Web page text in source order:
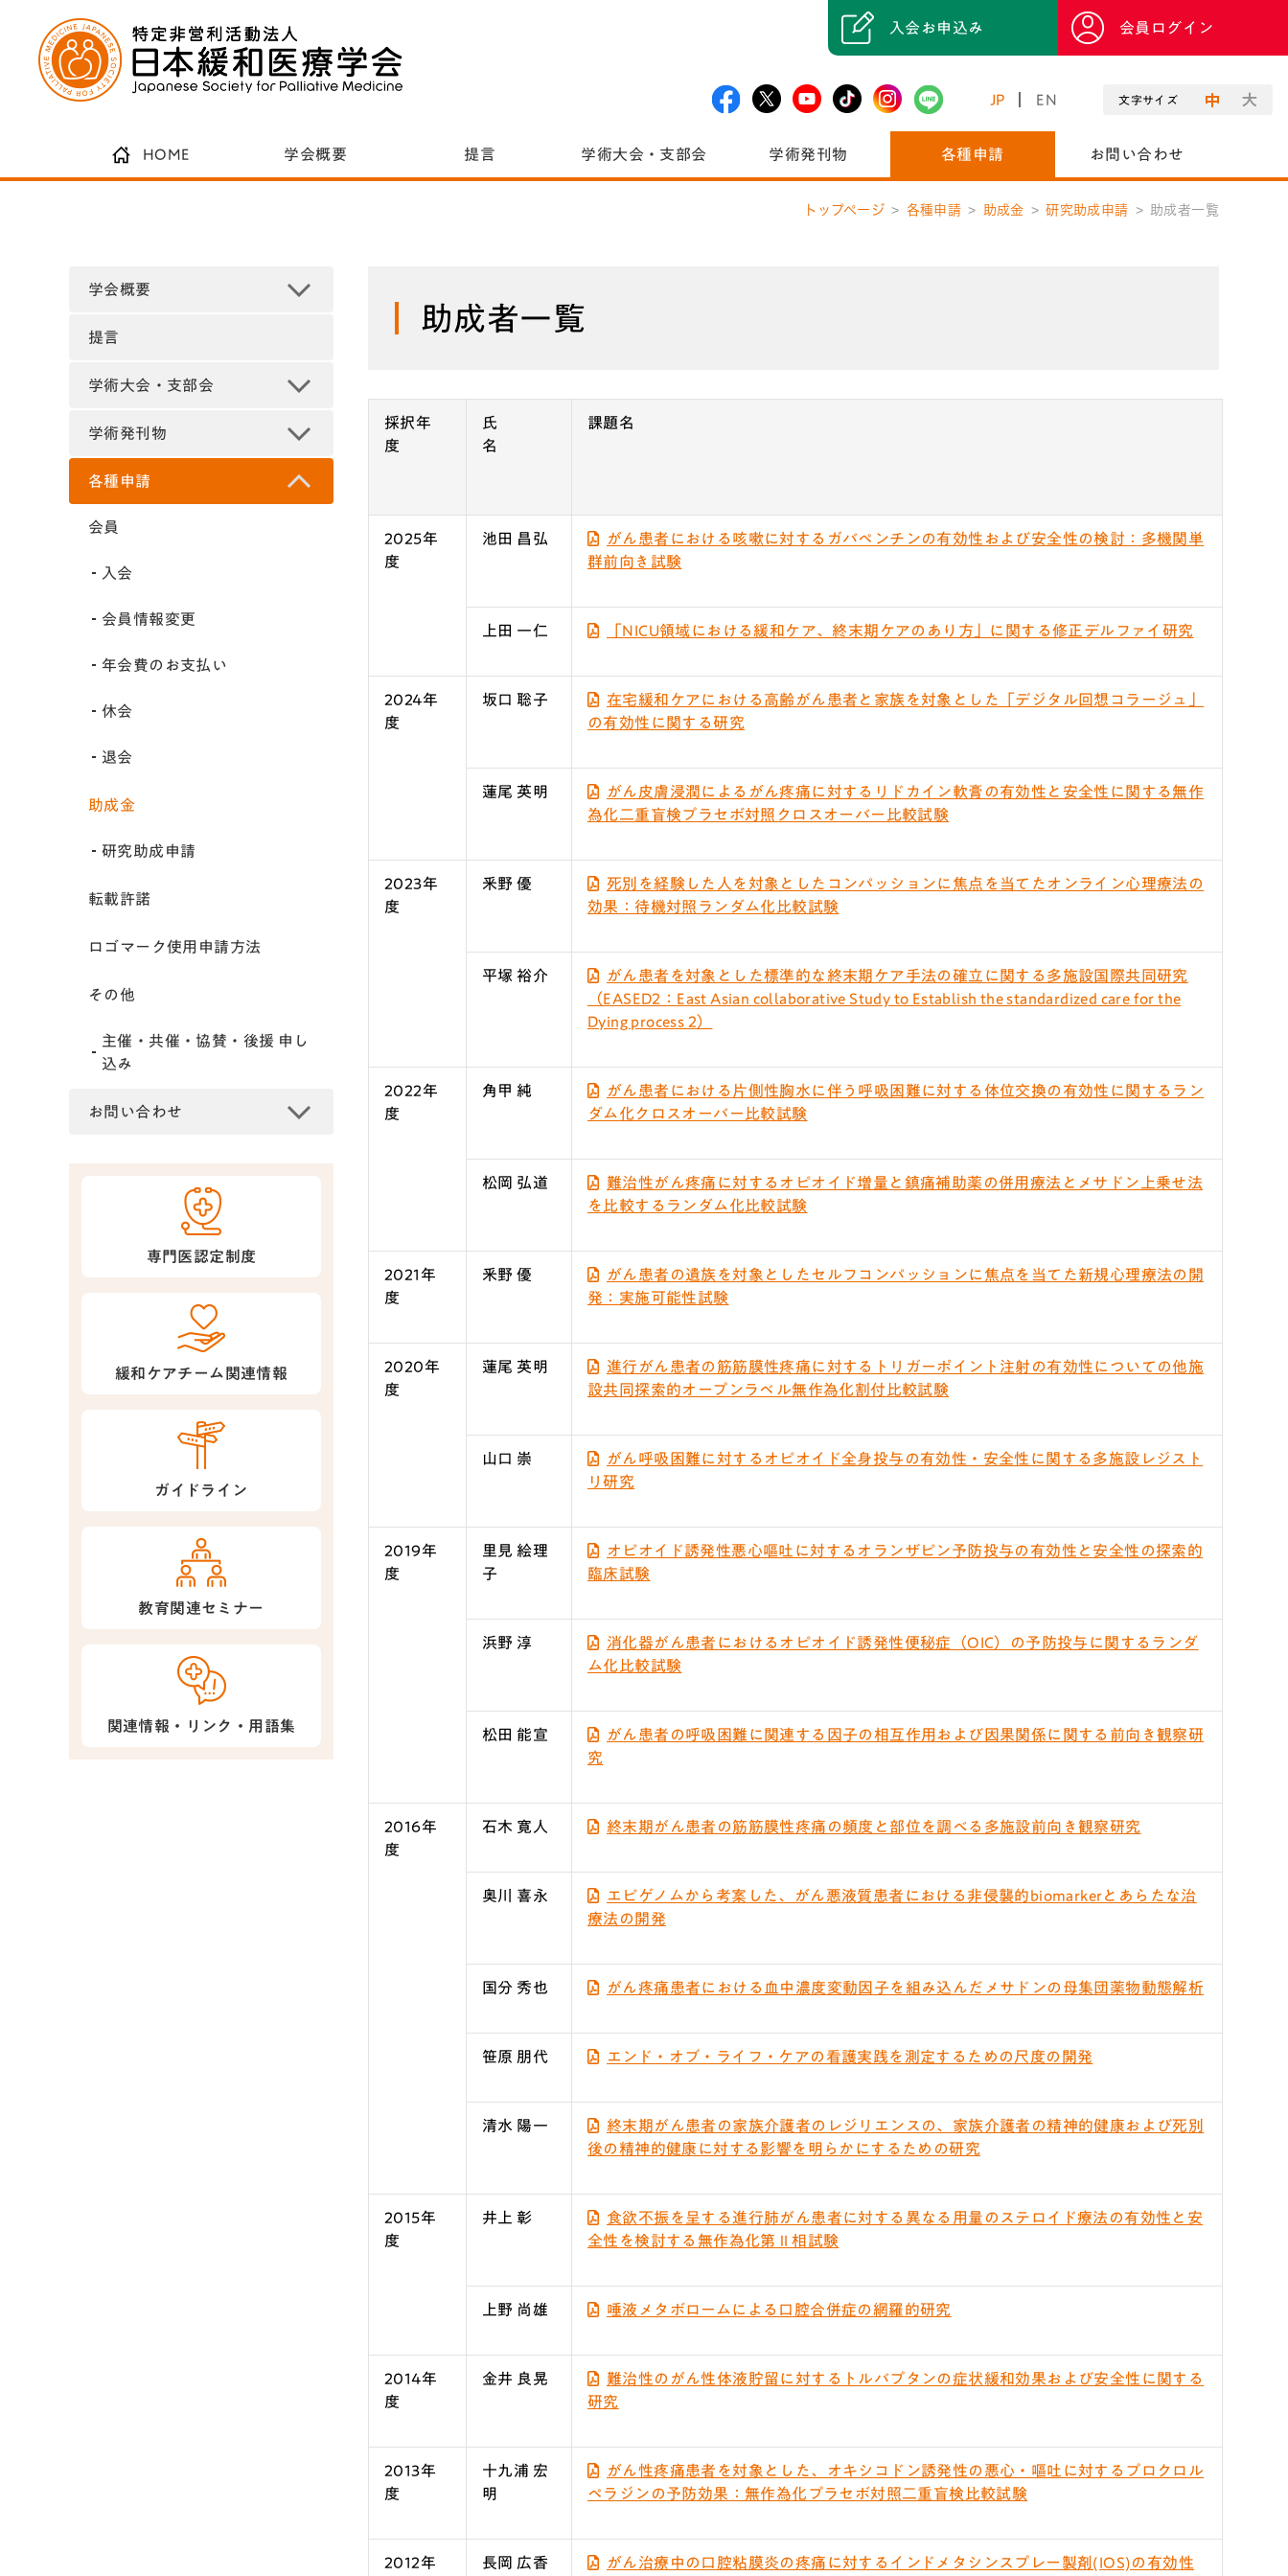
入会お申込み 会員ログイン
JP EN 文字サイズ
HOME 学会概要 提言 学術大会・支部会 学術発刊物 各種申請 お問い合わせ
トップページ 各種申請 助成金 研究助成申請 助成者一覧
学会概要
提言
学術大会・支部会
学術発刊物
各種申請
会員
入会
会員情報変更
年会費のお支払い
休会
退会
助成金
研究助成申請
転載許諾
ロゴマーク使用申請方法
その他
主催・共催・協賛・後援 申し
込み
お問い合わせ
専門医認定制度
緩和ケアチーム関連情報
ガイドライン
教育関連セミナー
関連情報・リンク・用語集
助成者一覧
採択年
度
氏
名
課題名
2025年
度
池田 昌弘
がん患者における咳嗽に対するガバペンチンの有効性および安全性の検討：多機関単
群前向き試験
上田 一仁 「NICU領域における緩和ケア、終末期ケアのあり方」に関する修正デルファイ研究
2024年
度
坂口 聡子
在宅緩和ケアにおける高齢がん患者と家族を対象とした「デジタル回想コラージュ」
の有効性に関する研究
蓮尾 英明
がん皮膚浸潤によるがん疼痛に対するリドカイン軟膏の有効性と安全性に関する無作
為化二重盲検プラセボ対照クロスオーバー比較試験
2023年
度
釆野 優
死別を経験した人を対象としたコンパッションに焦点を当てたオンライン心理療法の
効果：待機対照ランダム化比較試験
平塚 裕介
がん患者を対象とした標準的な終末期ケア手法の確立に関する多施設国際共同研究
（EASED2：East Asian collaborative Study to Establish the standardized care for the
Dying process 2）
2022年
度
角甲 純
がん患者における片側性胸水に伴う呼吸困難に対する体位交換の有効性に関するラン
ダム化クロスオーバー比較試験
松岡 弘道
難治性がん疼痛に対するオピオイド増量と鎮痛補助薬の併用療法とメサドン上乗せ法
を比較するランダム化比較試験
2021年
度
釆野 優
がん患者の遺族を対象としたセルフコンパッションに焦点を当てた新規心理療法の開
発：実施可能性試験
2020年
度
蓮尾 英明
進行がん患者の筋筋膜性疼痛に対するトリガーポイント注射の有効性についての他施
設共同探索的オープンラベル無作為化割付比較試験
山口 崇
がん呼吸困難に対するオピオイド全身投与の有効性・安全性に関する多施設レジスト
リ研究
2019年
度
里見 絵理
子
オピオイド誘発性悪心嘔吐に対するオランザピン予防投与の有効性と安全性の探索的
臨床試験
浜野 淳
消化器がん患者におけるオピオイド誘発性便秘症（OIC）の予防投与に関するランダ
ム化比較試験
松田 能宣
がん患者の呼吸困難に関連する因子の相互作用および因果関係に関する前向き観察研
究
2016年
度
石木 寛人 終末期がん患者の筋筋膜性疼痛の頻度と部位を調べる多施設前向き観察研究
奥川 喜永
エピゲノムから考案した、がん悪液質患者における非侵襲的biomarkerとあらたな治
療法の開発
国分 秀也 がん疼痛患者における血中濃度変動因子を組み込んだメサドンの母集団薬物動態解析
笹原 朋代 エンド・オブ・ライフ・ケアの看護実践を測定するための尺度の開発
清水 陽一
終末期がん患者の家族介護者のレジリエンスの、家族介護者の精神的健康および死別
後の精神的健康に対する影響を明らかにするための研究
2015年
度
井上 彰
食欲不振を呈する進行肺がん患者に対する異なる用量のステロイド療法の有効性と安
全性を検討する無作為化第Ⅱ相試験
上野 尚雄 唾液メタボロームによる口腔合併症の網羅的研究
2014年
度
金井 良晃
難治性のがん性体液貯留に対するトルバプタンの症状緩和効果および安全性に関する
研究
2013年
度
十九浦 宏
明
がん性疼痛患者を対象とした、オキシコドン誘発性の悪心・嘔吐に対するプロクロル
ペラジンの予防効果：無作為化プラセボ対照二重盲検比較試験
2012年
長岡 広香
がん治療中の口腔粘膜炎の疼痛に対するインドメタシンスプレー製剤(IOS)の有効性